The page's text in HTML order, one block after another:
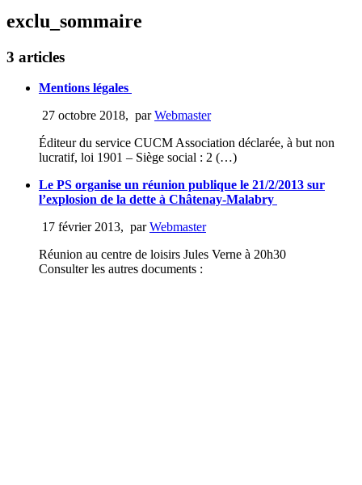
exclu_sommaire
3 articles
Mentions légales
27 octobre 2018, parWebmaster
Éditeur du service CUCM Association déclarée, à but non
lucratif, loi 1901 – Siège social : 2 (…)
Le PS organise un réunion publique le 21/2/2013 sur
l’explosion de la dette à Châtenay-Malabry
17 février 2013, parWebmaster
Réunion au centre de loisirs Jules Verne à 20h30
Consulter les autres documents :